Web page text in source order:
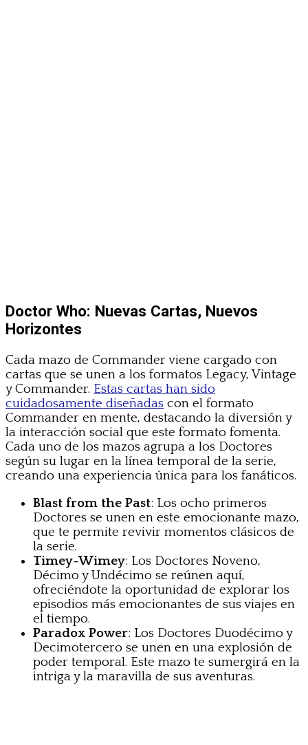
Doctor Who: Nuevas Cartas, Nuevos
Horizontes
Cada mazo de Commander viene cargado con
cartas que se unen a los formatos Legacy, Vintage
y Commander. Estas cartas han sido
cuidadosamente diseñadas con el formato
Commander en mente, destacando la diversión y
la interacción social que este formato fomenta.
Cada uno de los mazos agrupa a los Doctores
según su lugar en la línea temporal de la serie,
creando una experiencia única para los fanáticos.
Blast from the Past: Los ocho primeros
Doctores se unen en este emocionante mazo,
que te permite revivir momentos clásicos de
la serie.
Timey-Wimey: Los Doctores Noveno,
Décimo y Undécimo se reúnen aquí,
ofreciéndote la oportunidad de explorar los
episodios más emocionantes de sus viajes en
el tiempo.
Paradox Power: Los Doctores Duodécimo y
Decimotercero se unen en una explosión de
poder temporal. Este mazo te sumergirá en la
intriga y la maravilla de sus aventuras.